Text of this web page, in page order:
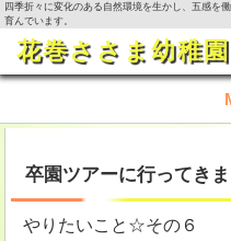
四季折々に変化のある自然環境を生かし、五感を
育んでいます。
花巻ささま幼稚園
園の概要
卒園ツアーに行ってき
やりたいこと☆その６